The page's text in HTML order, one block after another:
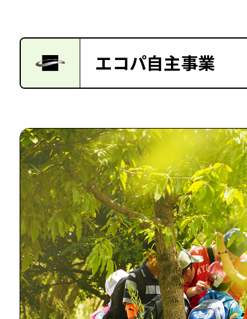
エコパ自主事業